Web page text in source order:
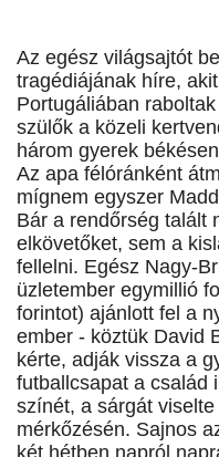
Az egész világsajtót
tragédiájának híre,
Portugáliában
szülők a közeli
három gyerek
Az apa félóránként
mígnem egyszer
Bár a rendőrség talált
elkövetőket, sem a
fellelni. Egész Nagy-
üzletember egymillió
forintot) ajánlott fel a
ember - köztük David
kérte, adják vissza a
futballcsapat a család
színét, a sárgát
mérkőzésén. Sajnos